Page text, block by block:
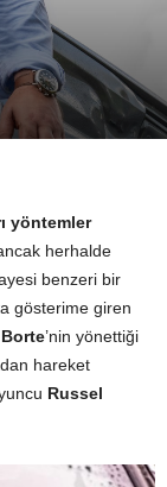
yöntemler
herhalde
benzeri bir
gösterime giren
’nin yönettiği
hareket
Russel